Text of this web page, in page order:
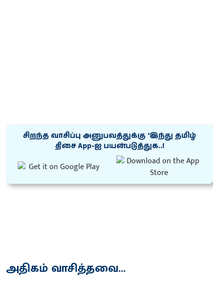
சிறந்த வாசிப்பு அனுபவத்துக்கு ‘இந்து தமிழ்
திசை App-ஐ பயன்படுத்துக..!
அதிகம் வாசித்தவை...